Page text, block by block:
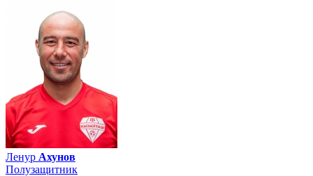
Ленур Ахунов
Полузащитник